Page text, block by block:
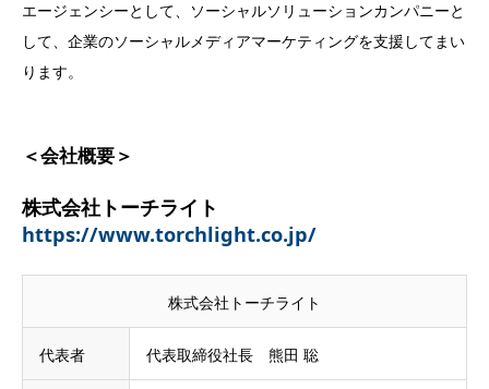
エージェンシーとして、ソーシャルソリューションカンパニーと
して、企業のソーシャルメディアマーケティングを支援してまい
ります。
＜会社概要＞
株式会社トーチライト
https://www.torchlight.co.jp/
株式会社トーチライト
代表者 代表取締役社長 熊田 聡